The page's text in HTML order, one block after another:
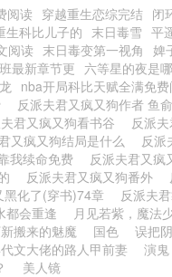
阅读 穿越重生恋综完结 闭
生科比儿子的 末日毒雪 平
阅读 末日毒变第一视角 婢
最新章节更 六等星的夜是
nba开局科比天赋全满免费
反派夫君又疯又狗作者 鱼
君又疯又狗看书谷 反派
又疯又狗结局是什么 反派
我续命免费 反派夫君又疯
反派夫君又疯又狗番外
黑化了(穿书)74章 反派夫
都会重逢 月见若紫，魔法
搬来的魅魔 国色 误把
文大佬的路人甲前妻 演
美人镜